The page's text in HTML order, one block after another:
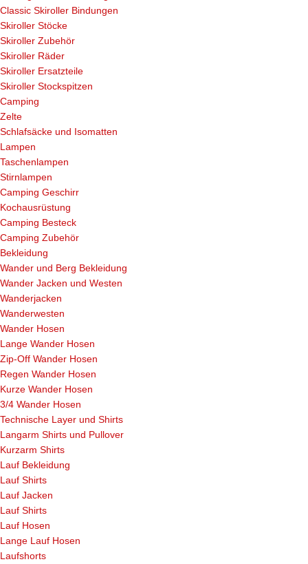
Classic Skiroller Bindungen
Skiroller Stöcke
Skiroller Zubehör
Skiroller Räder
Skiroller Ersatzteile
Skiroller Stockspitzen
Camping
Zelte
Schlafsäcke und Isomatten
Lampen
Taschenlampen
Stirnlampen
Camping Geschirr
Kochausrüstung
Camping Besteck
Camping Zubehör
Bekleidung
Wander und Berg Bekleidung
Wander Jacken und Westen
Wanderjacken
Wanderwesten
Wander Hosen
Lange Wander Hosen
Zip-Off Wander Hosen
Regen Wander Hosen
Kurze Wander Hosen
3/4 Wander Hosen
Technische Layer und Shirts
Langarm Shirts und Pullover
Kurzarm Shirts
Lauf Bekleidung
Lauf Shirts
Lauf Jacken
Lauf Shirts
Lauf Hosen
Lange Lauf Hosen
Laufshorts